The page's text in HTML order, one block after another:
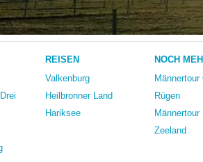
REISEN
Valkenburg
Heilbronner Land
Hariksee
NOCH
Männertour
Rügen
Männertour
Zeeland